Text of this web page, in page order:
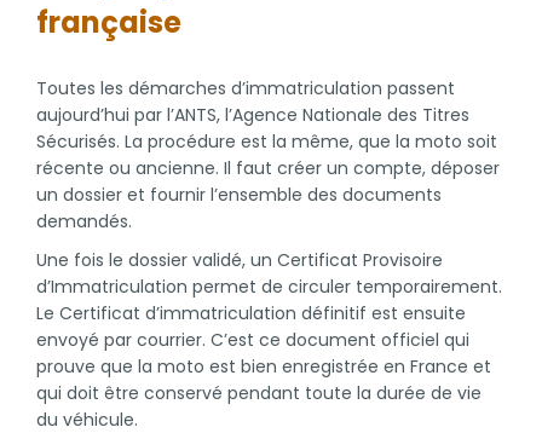
française
Toutes les démarches d’immatriculation passent
aujourd’hui par l’ANTS, l’Agence Nationale des Titres
Sécurisés. La procédure est la même, que la moto soit
récente ou ancienne. Il faut créer un compte, déposer
un dossier et fournir l’ensemble des documents
demandés.
Une fois le dossier validé, un Certificat Provisoire
d’Immatriculation permet de circuler temporairement.
Le Certificat d’immatriculation définitif est ensuite
envoyé par courrier. C’est ce document officiel qui
prouve que la moto est bien enregistrée en France et
qui doit être conservé pendant toute la durée de vie
du véhicule.